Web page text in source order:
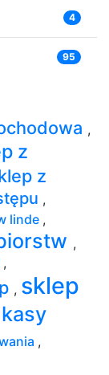
4
95
,
z
z
,
linde ,
,
,
, sklep
kasy
,